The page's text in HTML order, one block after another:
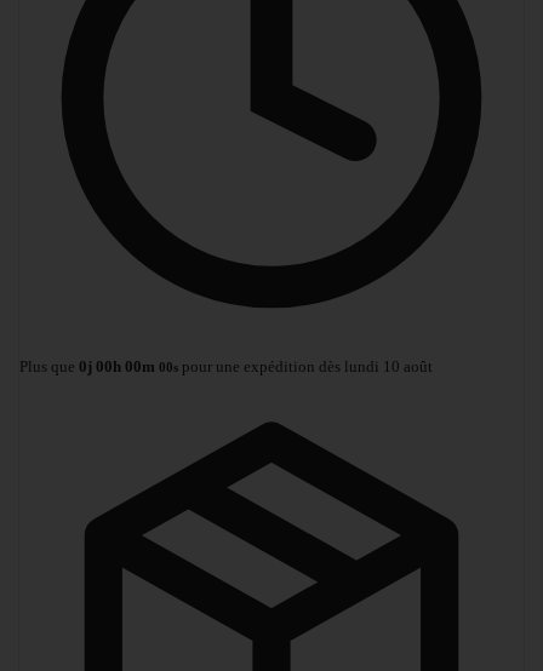
Plus que 0j 00h 00m 00s pour une expédition dès lundi 10 août